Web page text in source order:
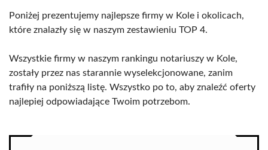
Poniżej prezentujemy najlepsze firmy w Kole i okolicach,
które znalazły się w naszym zestawieniu TOP 4.
Wszystkie firmy w naszym rankingu notariuszy w Kole,
zostały przez nas starannie wyselekcjonowane, zanim
trafiły na poniższą listę. Wszystko po to, aby znaleźć oferty
najlepiej odpowiadające Twoim potrzebom.